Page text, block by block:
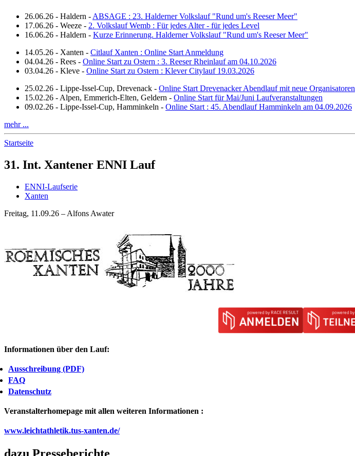
26.06.26 - Haldern - ABSAGE : 23. Halderner Volkslauf "Rund um's Reeser Meer"
17.06.26 - Weeze - 2. Volkslauf Wemb : Für jedes Alter - für jedes Level
16.06.26 - Haldern - Kurze Erinnerung. Halderner Volkslauf "Rund um's Reeser Meer"
14.05.26 - Xanten - Citlauf Xanten : Online Start Anmeldung
04.04.26 - Rees - Online Start zu Ostern : 3. Reeser Rheinlauf am 04.10.2026
03.04.26 - Kleve - Online Start zu Ostern : Klever Citylauf 19.03.2026
25.02.26 - Lippe-Issel-Cup, Drevenack - Online Start Drevenacker Abendlauf mit neue Organisatoren
15.02.26 - Alpen, Emmerich-Elten, Geldern - Online Start für Mai/Juni Laufveranstaltungen
09.02.26 - Lippe-Issel-Cup, Hamminkeln - Online Start : 45. Abendlauf Hamminkeln am 04.09.2026
mehr ...
Startseite
31. Int. Xantener ENNI Lauf
ENNI-Laufserie
Xanten
Freitag, 11.09.26 – Alfons Awater
Informationen über den Lauf:
Ausschreibung (PDF)
FAQ
Datenschutz
Veranstalterhomepage mit allen weiteren Informationen :
www.leichtathletik.tus-xanten.de/
dazu Presseberichte